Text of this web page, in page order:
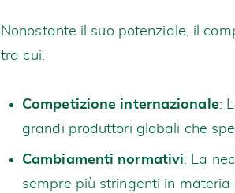
Nonostante il suo potenziale, il
tra cui:
Competizione internazionale:
grandi produttori globali che
Cambiamenti normativi: La
sempre più stringenti in